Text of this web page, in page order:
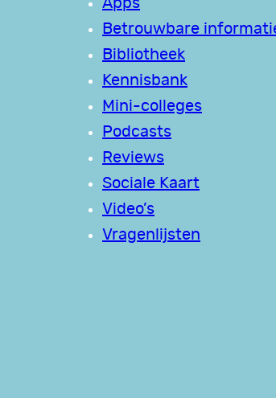
Apps
Betrouwbare
Bibliotheek
Kennisbank
Mini-colleges
Podcasts
Reviews
Sociale Kaart
Video’s
Vragenlijsten